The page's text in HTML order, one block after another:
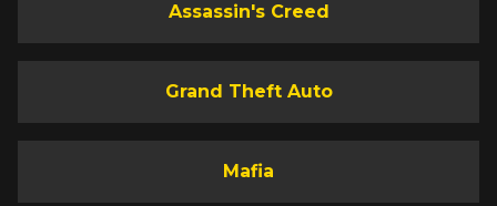
Assassin's Creed
Grand Theft Auto
Mafia